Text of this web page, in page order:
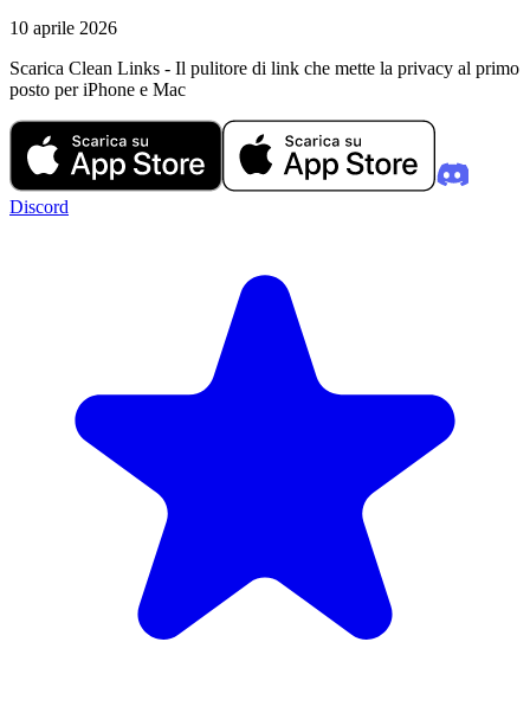
10 aprile 2026
Scarica Clean Links - Il pulitore di link che mette la privacy al primo
posto per iPhone e Mac
Discord